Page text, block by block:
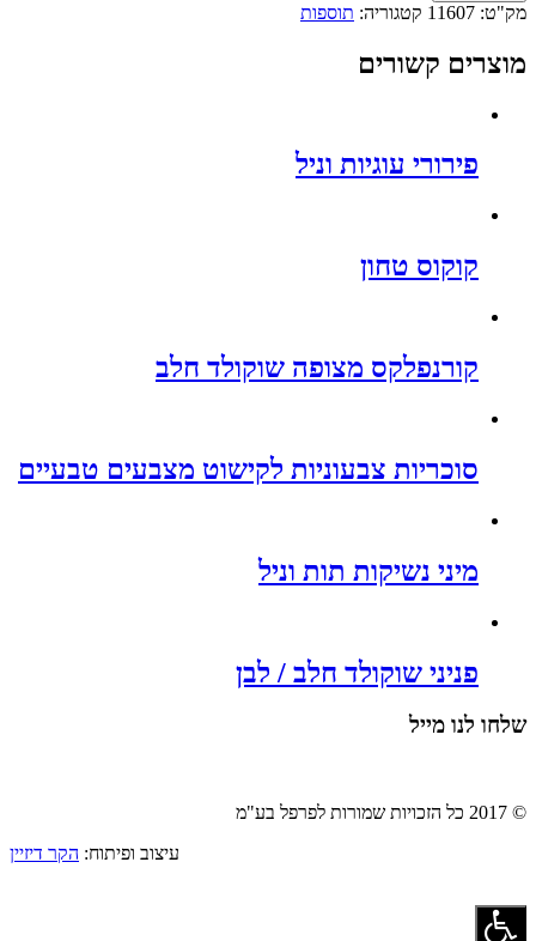
מק"ט: 11607 קטגוריה: תוספות
מוצרים קשורים
פירורי עוגיות וניל
קוקוס טחון
קורנפלקס מצופה שוקולד חלב
סוכריות צבעוניות לקישוט מצבעים טבעיים
מיני נשיקות תות וניל
פניני שוקולד חלב / לבן
שלחו לנו מייל
© 2017 כל הזכויות שמורות לפרפל בע"מ
עיצוב ופיתוח: הקר דיזיין